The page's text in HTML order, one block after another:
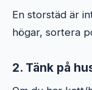
En storstäd är
högar, sortera
2. Tänk på